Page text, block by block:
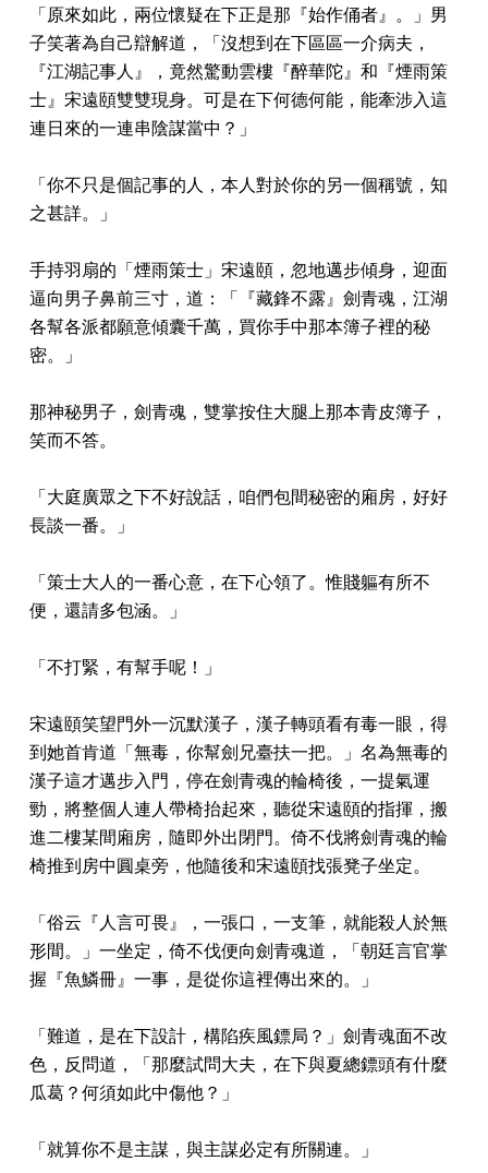
「原來如此，兩位懷疑在下正是那『始作俑者』。」男
子笑著為自己辯解道，「沒想到在下區區一介病夫，
『江湖記事人』，竟然驚動雲樓『醉華陀』和『煙雨策
士』宋遠頤雙雙現身。可是在下何德何能，能牽涉入這
連日來的一連串陰謀當中？」
「你不只是個記事的人，本人對於你的另一個稱號，知
之甚詳。」
手持羽扇的「煙雨策士」宋遠頤，忽地邁步傾身，迎面
逼向男子鼻前三寸，道：「『藏鋒不露』劍青魂，江湖
各幫各派都願意傾囊千萬，買你手中那本簿子裡的秘
密。」
那神秘男子，劍青魂，雙掌按住大腿上那本青皮簿子，
笑而不答。
「大庭廣眾之下不好說話，咱們包間秘密的廂房，好好
長談一番。」
「策士大人的一番心意，在下心領了。惟賤軀有所不
便，還請多包涵。」
「不打緊，有幫手呢！」
宋遠頤笑望門外一沉默漢子，漢子轉頭看有毒一眼，得
到她首肯道「無毒，你幫劍兄臺扶一把。」名為無毒的
漢子這才邁步入門，停在劍青魂的輪椅後，一提氣運
勁，將整個人連人帶椅抬起來，聽從宋遠頤的指揮，搬
進二樓某間廂房，隨即外出閉門。倚不伐將劍青魂的輪
椅推到房中圓桌旁，他隨後和宋遠頤找張凳子坐定。
「俗云『人言可畏』，一張口，一支筆，就能殺人於無
形間。」一坐定，倚不伐便向劍青魂道，「朝廷言官掌
握『魚鱗冊』一事，是從你這裡傳出來的。」
「難道，是在下設計，構陷疾風鏢局？」劍青魂面不改
色，反問道，「那麼試問大夫，在下與夏總鏢頭有什麼
瓜葛？何須如此中傷他？」
「就算你不是主謀，與主謀必定有所關連。」